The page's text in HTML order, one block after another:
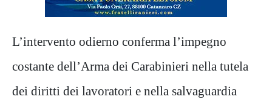
L’intervento odierno conferma l’impegno
costante dell’Arma dei Carabinieri nella tutela
dei diritti dei lavoratori e nella salvaguardia